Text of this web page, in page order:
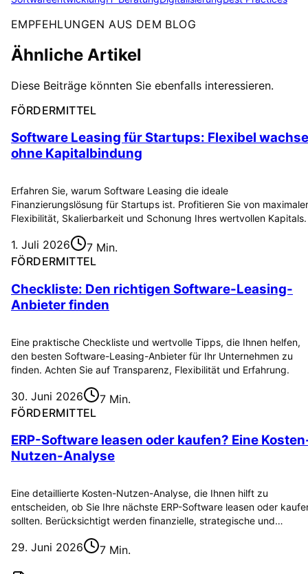
EMPFEHLUNGEN AUS DEM BLOG
Ähnliche Artikel
Diese Beiträge könnten Sie ebenfalls interessieren.
FÖRDERMITTEL
Software Leasing für Startups: Flexibel
ohne Kapitalbindung
Erfahren Sie, warum Software Leasing die ideale
Finanzierungslösung für Startups ist. Profitieren Sie von maximaler
Flexibilität, Skalierbarkeit und Schonung Ihres wertvollen Kapitals.
1. Juli 2026
7 Min.
FÖRDERMITTEL
Checkliste: Den richtigen Software-Leasing-
Anbieter finden
Eine praktische Checkliste und wertvolle Tipps, die Ihnen helfen,
den besten Software-Leasing-Anbieter für Ihr Unternehmen zu
finden. Achten Sie auf Transparenz, Flexibilität und Erfahrung.
30. Juni 2026
7 Min.
FÖRDERMITTEL
ERP-Software leasen oder kaufen? Eine
Nutzen-Analyse
Eine detaillierte Kosten-Nutzen-Analyse, die Ihnen hilft zu
entscheiden, ob Sie Ihre nächste ERP-Software leasen oder
sollten. Berücksichtigt werden finanzielle, strategische und…
29. Juni 2026 7 Min.